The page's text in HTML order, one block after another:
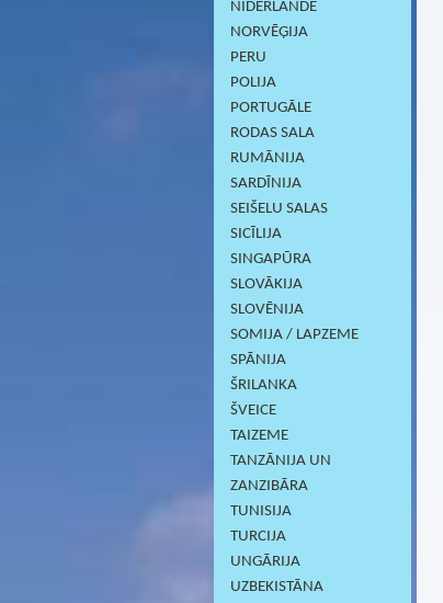
NĪDERLANDE
NORVĒĢIJA
PERU
POLIJA
PORTUGĀLE
RODAS SALA
RUMĀNIJA
SARDĪNIJА
SEIŠELU SALAS
SICĪLIJA
SINGAPŪRA
SLOVĀKIJA
SLOVĒNIJA
SOMIJA / LAPZEME
SPĀNIJA
ŠRILANKA
ŠVEICE
TAIZEME
TANZĀNIJA UN
ZANZIBĀRA
TUNISIJA
TURCIJA
UNGĀRIJA
UZBEKISTĀNA